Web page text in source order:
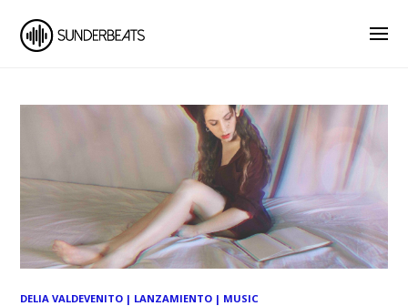
DELIA VALDEVENITO | LANZAMIENTO | MUSIC